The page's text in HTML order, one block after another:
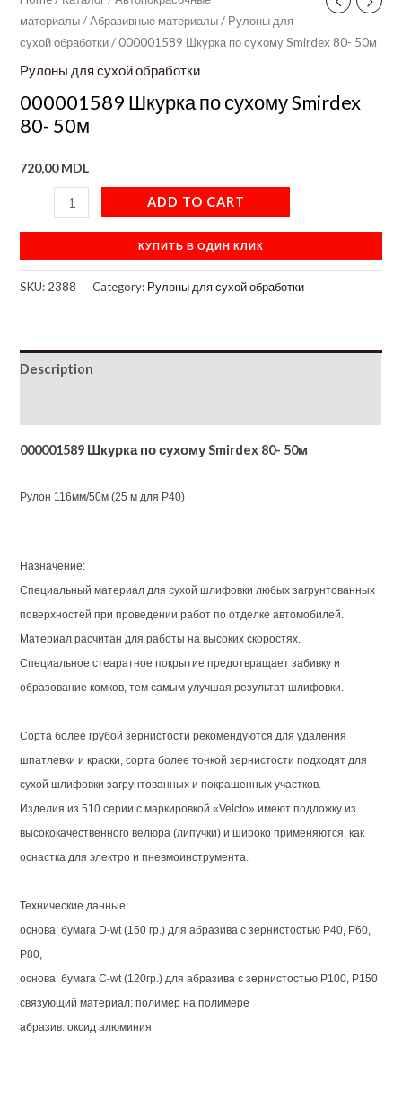
материалы/Абразивные материалы/ Рулоны для
сухой обработки/ 000001589 Шкурка по сухому Smirdex 80- 50м
Рулоны для сухой обработки
000001589 Шкурка по сухому Smirdex
80- 50м
720,00MDL
ADD TO CART
КУПИТЬ В ОДИН КЛИК
SKU: 2388 Category: Рулоны для сухой обработки
Description
000001589 Шкурка по сухому Smirdex 80- 50м
Рулон 116мм/50м (25 м для Р40)
Назначение:
Специальный материал для сухой шлифовки любых загрунтованных
поверхностей при проведении работ по отделке автомобилей.
Материал расчитан для работы на высоких скоростях.
Специальное стеаратное покрытие предотвращает забивку и
образование комков, тем самым улучшая результат шлифовки.
Сорта более грубой зернистости рекомендуются для удаления
шпатлевки и краски, сорта более тонкой зернистости подходят для
сухой шлифовки загрунтованных и покрашенных участков.
Изделия из 510 серии с маркировкой «Velcto» имеют подложку из
высококачественного велюра (липучки) и широко применяются, как
оснастка для электро и пневмоинструмента.
Технические данные:
основа: бумага D-wt (150 гр.) для абразива с зернистостью P40, P60,
P80,
основа: бумага С-wt (120гр.) для абразива с зернистостью P100, P150
связующий материал: полимер на полимере
абразив: оксид алюминия